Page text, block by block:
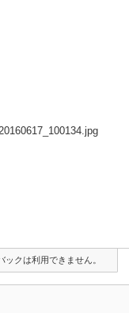
ックは利用できません。